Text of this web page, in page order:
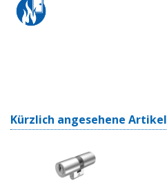
Kürzlich angesehene Artikel